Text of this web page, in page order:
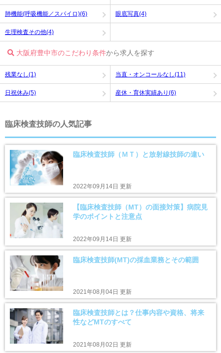
肺機能(呼吸機能／スパイロ)(6) 眼底写真(4)
生理検査その他(4)
大阪府豊中市のこだわり条件から求人を探す
残業なし(1) 当直・オンコールなし(11)
日祝休み(5) 産休・育休実績あり(6)
臨床検査技師の人気記事
臨床検査技師（ＭＴ）と放射線技師の違い
2022年09月14日 更新
【臨床検査技師（MT）の面接対策】病院見
学のポイントと注意点
2022年09月14日 更新
臨床検査技師(MT)の採血業務とその範囲
2021年08月04日 更新
臨床検査技師とは？仕事内容や資格、将来
性などMTのすべて
2021年08月02日 更新